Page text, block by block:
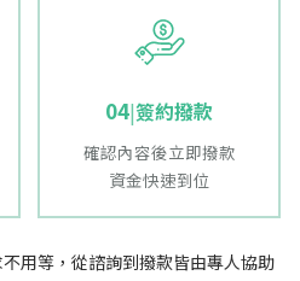
04|簽約撥款
確認內容後立即撥款
資金快速到位
用等，從諮詢到撥款皆由專人協助